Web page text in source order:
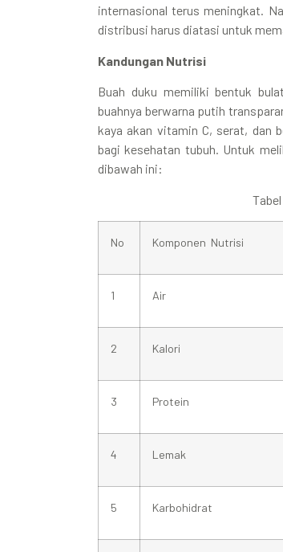
internasional terus meningkat.
distribusi harus diatasi untuk
Kandungan Nutrisi
Buah duku memiliki bentuk
buahnya berwarna putih
kaya akan vitamin C, serat, dan
bagi kesehatan tubuh. Untuk
dibawah ini:
No Komponen Nutrisi
1 Air
2 Kalori
3 Protein
4 Lemak
5 Karbohidrat